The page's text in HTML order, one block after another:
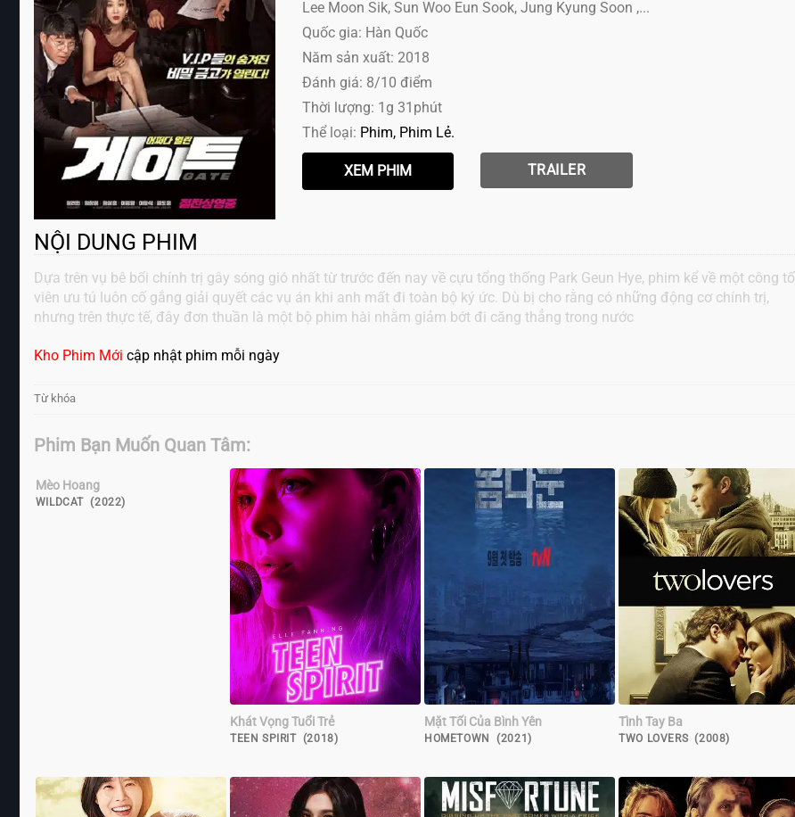
Lee Moon Sik, Sun Woo Eun Sook, Jung Kyung Soon ,...
Quốc gia: Hàn Quốc
Năm sản xuất: 2018
Đánh giá: 8/10 điểm
Thời lượng: 1g 31phút
Thể loại: Phim Phim Lẻ
TRAILER
NỘI DUNG PHIM
Dựa trên vụ bê bối chính trị gây sóng gió nhất từ trước đến nay về cựu tổng thống Park Geun Hye, phim kể về một công tố
viên ưu tú luôn cố gắng giải quyết các vụ án khi anh mất đi toàn bộ ký ức. Dù bị cho rằng có những động cơ chính trị,
nhưng trên thực tế, đây đơn thuần là một bộ phim hài nhằm giảm bớt đi căng thẳng trong nước
Kho Phim Mới cập nhật phim mỗi ngày
Từ khóa
Phim Bạn Muốn Quan Tâm:
Mèo Hoang
WILDCAT (2022)
Khát Vọng Tuổi Trẻ
TEEN SPIRIT (2018)
Mặt Tối Của Bình Yên
HOMETOWN (2021)
Tình Tay Ba
TWO LOVERS (2008)